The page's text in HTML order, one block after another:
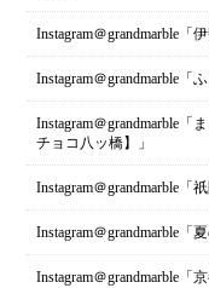
Instagram＠grandmarble「
Instagram＠grandmarble「
Instagram＠grandmarble
チョコ八ッ橋】」
Instagram＠grandmarble「
Instagram＠grandmarble「
Instagram＠grandmarble「